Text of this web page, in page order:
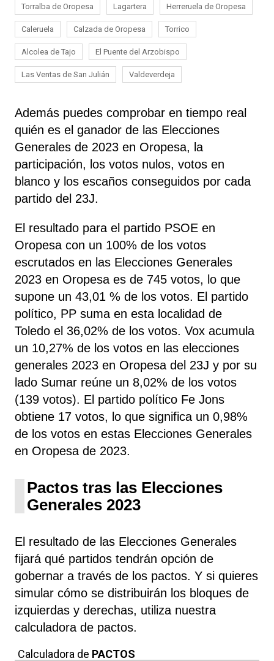
Torralba de Oropesa Lagartera Herreruela de Oropesa
Caleruela Calzada de Oropesa Torrico
Alcolea de Tajo El Puente del Arzobispo
Las Ventas de San Julián Valdeverdeja
Además puedes comprobar en tiempo real
quién es el ganador de las Elecciones
Generales de 2023 en Oropesa, la
participación, los votos nulos, votos en
blanco y los escaños conseguidos por cada
partido del 23J.
El resultado para el partido PSOE en
Oropesa con un 100% de los votos
escrutados en las Elecciones Generales
2023 en Oropesa es de 745 votos, lo que
supone un 43,01 % de los votos. El partido
político, PP suma en esta localidad de
Toledo el 36,02% de los votos. Vox acumula
un 10,27% de los votos en las elecciones
generales 2023 en Oropesa del 23J y por su
lado Sumar reúne un 8,02% de los votos
(139 votos). El partido político Fe Jons
obtiene 17 votos, lo que significa un 0,98%
de los votos en estas Elecciones Generales
en Oropesa de 2023.
Pactos tras las Elecciones
Generales 2023
El resultado de las Elecciones Generales
fijará qué partidos tendrán opción de
gobernar a través de los pactos. Y si quieres
simular cómo se distribuirán los bloques de
izquierdas y derechas, utiliza nuestra
calculadora de pactos.
Calculadora de PACTOS